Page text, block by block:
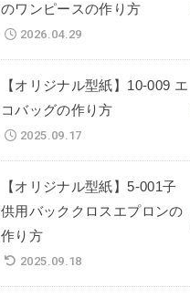
のワンピースの作り方
2026.04.29
【オリジナル型紙】10-009 エ
コバッグの作り方
2025.09.17
【オリジナル型紙】5-001子
供用バッククロスエプロンの
作り方
2025.09.18